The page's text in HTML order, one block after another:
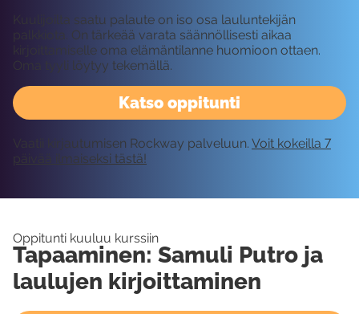
Katso oppitunti
Kuulijoilta saatu palaute on iso osa lauluntekijän
palkkiota. On tärkeää varata säännöllisesti aikaa
kirjoittamiselle oma elämäntilanne huomioon ottaen.
Oma tyyli löytyy tekemällä.
Vaatii kirjautumisen Rockway palveluun. Voit kokeilla 7
päivää ilmaiseksi tästä!
Oppitunti kuuluu kurssiin
Tapaaminen: Samuli Putro ja
laulujen kirjoittaminen